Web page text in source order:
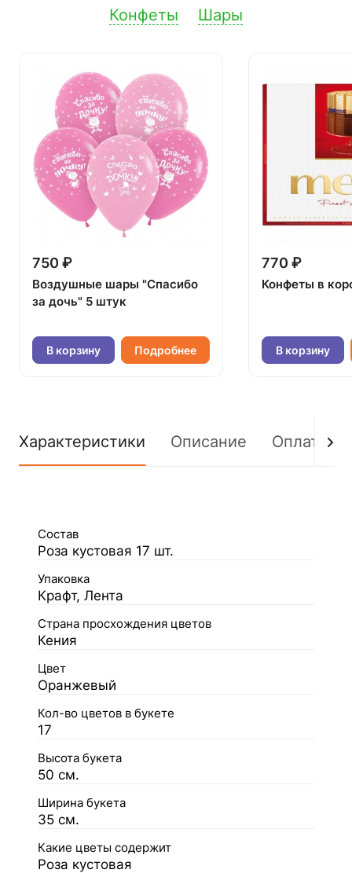
Конфеты Шары
750 ₽
Воздушные шары "Спасибо
за дочь" 5 штук
В корзину Подробнее
770 ₽
Конфеты в
В корзину
Характеристики Описание Оплата
Состав
Роза кустовая 17 шт.
Упаковка
Крафт, Лента
Страна просхождения цветов
Кения
Цвет
Оранжевый
Кол-во цветов в букете
17
Высота букета
50 см.
Ширина букета
35 см.
Какие цветы содержит
Роза кустовая